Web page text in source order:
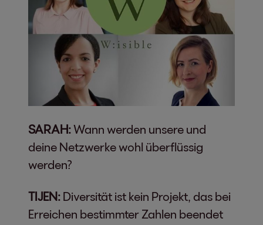
SARAH:Wann werden unsere und
deine Netzwerke wohl überflüssig
werden?
TIJEN: Diversität ist kein Projekt, das bei
Erreichen bestimmter Zahlen beendet